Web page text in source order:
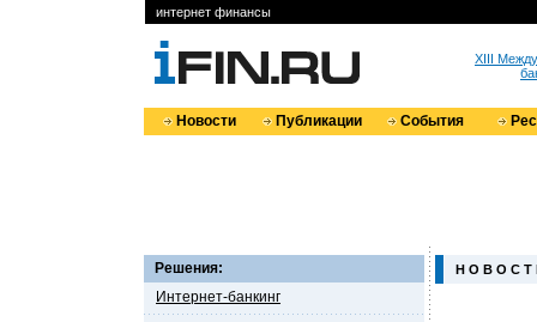
интернет финансы
XIII
Новости Публикации События
Решения:
Интернет-банкинг
Н О В О С Т